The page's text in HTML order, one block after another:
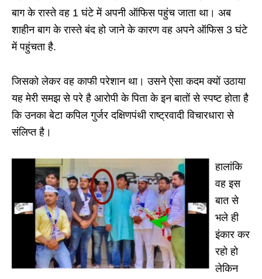
बाग के रास्ते वह 1 घंटे में अपनी ऑफिस पहुंच जाता था। अब
शाहीन बाग के रास्ते बंद हो जाने के कारण वह अपने ऑफिस 3 घंटे
में पहुंचता है.
जिसको लेकर वह काफी परेशान था। उसने ऐसा कदम क्यों उठाया
यह मेरी समझ से परे है आरोपी के पिता के इन बातों से स्पष्ट होता है
कि उनका बेटा कपिल गुर्जर दक्षिणपंथी राष्ट्रवादी विचारधारा से
संलिप्त है।
हालांकि
वह इस
बात से
भले ही
इंकार कर
रहो हो
लेकिन